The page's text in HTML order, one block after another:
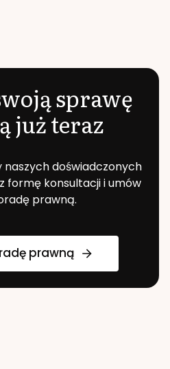
sprawę
już teraz
naszych doświadczonych
formę konsultacji i umów
prawną.
prawną